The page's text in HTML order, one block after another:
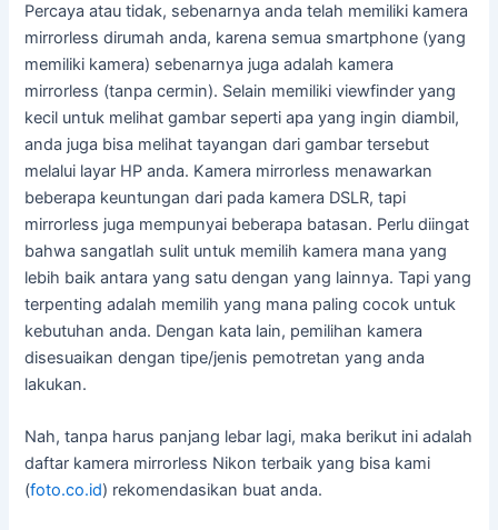
Percaya atau tidak, sebenarnya anda telah memiliki kamera
mirrorless dirumah anda, karena semua smartphone (yang
memiliki kamera) sebenarnya juga adalah kamera
mirrorless (tanpa cermin). Selain memiliki viewfinder yang
kecil untuk melihat gambar seperti apa yang ingin diambil,
anda juga bisa melihat tayangan dari gambar tersebut
melalui layar HP anda. Kamera mirrorless menawarkan
beberapa keuntungan dari pada kamera DSLR, tapi
mirrorless juga mempunyai beberapa batasan. Perlu diingat
bahwa sangatlah sulit untuk memilih kamera mana yang
lebih baik antara yang satu dengan yang lainnya. Tapi yang
terpenting adalah memilih yang mana paling cocok untuk
kebutuhan anda. Dengan kata lain, pemilihan kamera
disesuaikan dengan tipe/jenis pemotretan yang anda
lakukan.
Nah, tanpa harus panjang lebar lagi, maka berikut ini adalah
daftar kamera mirrorless Nikon terbaik yang bisa kami
(foto.co.id) rekomendasikan buat anda.